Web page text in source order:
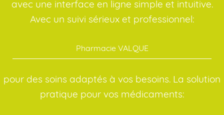
avec une interface en ligne simple et intuitive.
Avec un suivi sérieux et professionnel:
Pharmacie VALQUE
pour des soins adaptés à vos besoins. La solution
pratique pour vos médicaments: